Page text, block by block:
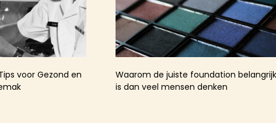
voor Gezond en
Waarom de juiste foundation
is dan veel mensen denken